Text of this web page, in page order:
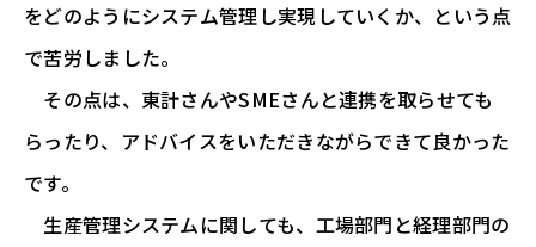
をどのようにシステム管理し実現していくか、という点
で苦労しました。
その点は、東計さんやSMEさんと連携を取らせても
らったり、アドバイスをいただきながらできて良かった
です。
生産管理システムに関しても、工場部門と経理部門の